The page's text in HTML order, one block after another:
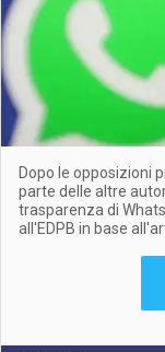
Dopo le opposizioni
parte delle altre
trasparenza di
all'EDPB in base